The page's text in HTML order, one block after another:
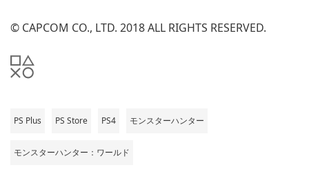
© CAPCOM CO., LTD. 2018 ALL RIGHTS RESERVED.
PS Plus PS Store PS4 モンスターハンター
モンスターハンター：ワールド